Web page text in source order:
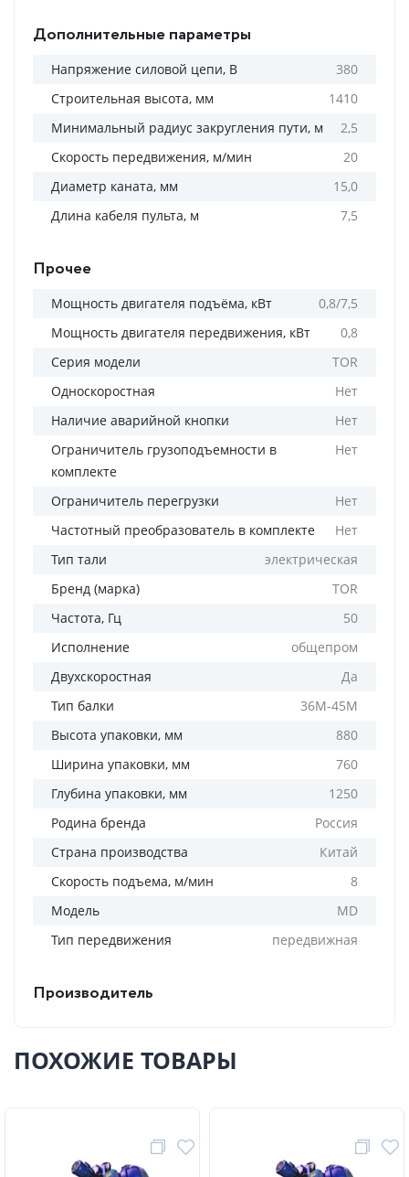
Дополнительные параметры
Напряжение силовой цепи, В
380
Строительная высота, мм
1410
Минимальный радиус закругления пути, м
2,5
Скорость передвижения, м/мин
20
Диаметр каната, мм
15,0
Длина кабеля пульта, м
7,5
Прочее
Мощность двигателя подъёма, кВт
0,8/7,5
Мощность двигателя передвижения, кВт
0,8
Серия модели
TOR
Односкоростная
Нет
Наличие аварийной кнопки
Нет
Ограничитель грузоподъемности в
комплекте
Нет
Ограничитель перегрузки
Нет
Частотный преобразователь в комплекте
Нет
Тип тали
электрическая
Бренд (марка)
TOR
Частота, Гц
50
Исполнение
общепром
Двухскоростная
Да
Тип балки
36М-45М
Высота упаковки, мм
880
Ширина упаковки, мм
760
Глубина упаковки, мм
1250
Родина бренда
Россия
Страна производства
Китай
Скорость подъема, м/мин
8
Модель
MD
Тип передвижения
передвижная
Производитель
ПОХОЖИЕ ТОВАРЫ